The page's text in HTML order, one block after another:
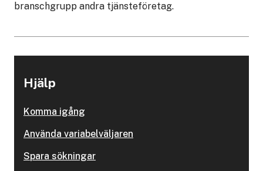
branschgrupp andra tjänsteföretag.
Hjälp
Komma igång
Använda variabelväljaren
Spara sökningar